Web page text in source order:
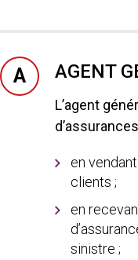
A AGENT
L’agent
en
clients ;
en
sinistre ;